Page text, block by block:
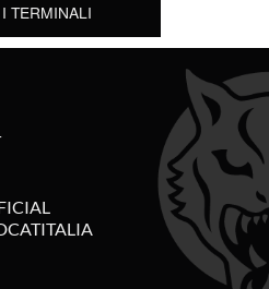
TERMINALI